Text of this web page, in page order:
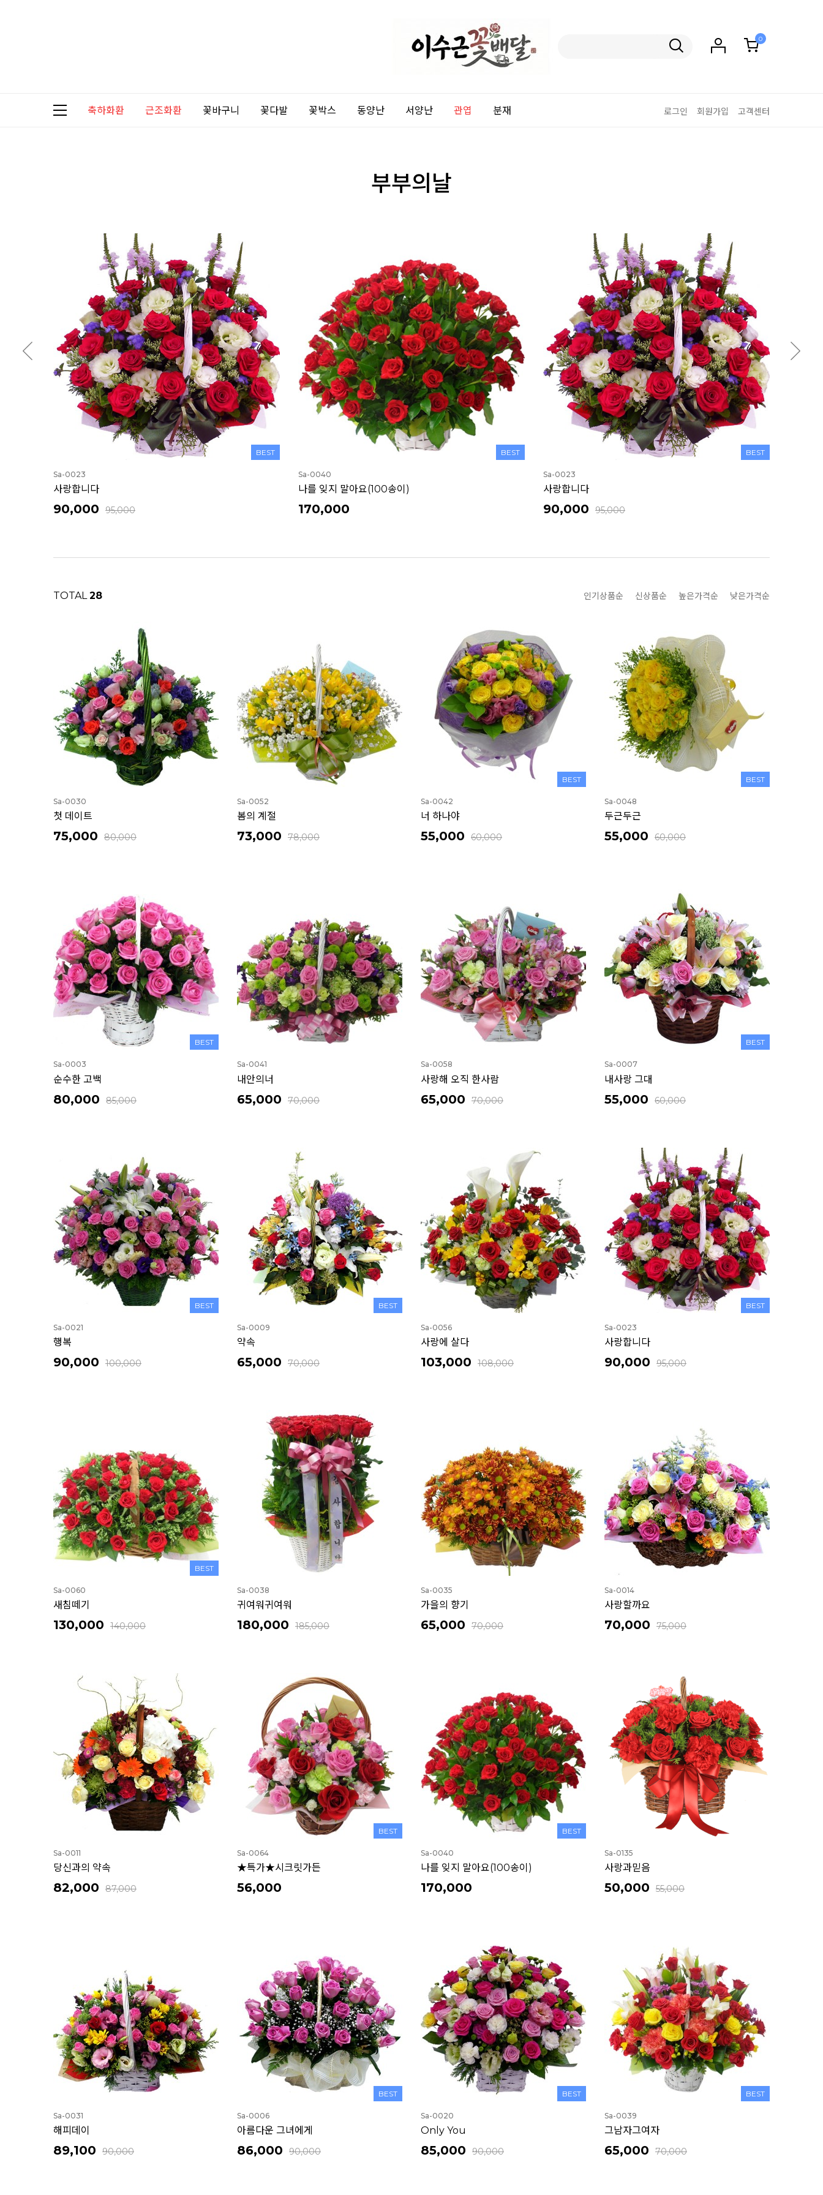
0
축하화환 근조화환 꽃바구니 꽃다발 꽃박스 동양난 서양난 관엽 분재 로그인 회원가입 고객센터
부부의날
BEST
Sa-0040
나를 잊지 말아요(100송이)
170,000
BEST
Sa-0023
사랑합니다
90,000
BEST
Sa-0040
나를 잊지 말아요(100송이)
170,000
TOTAL28 인기상품순 신상품순 높은가격순 낮은가격순
Sa-0030
첫 데이트
75,000 80,000
Sa-0052
봄의 계절
73,000 78,000
BEST
Sa-0042
너 하나야
55,000 60,000
BEST
Sa-0048
두근두근
55,000 60,000
BEST
Sa-0003
순수한 고백
80,000 85,000
Sa-0041
내안의너
65,000 70,000
Sa-0058
사랑해 오직 한사람
65,000 70,000
BEST
Sa-0007
내사랑 그대
55,000 60,000
BEST
Sa-0021
행복
90,000 100,000
BEST
Sa-0009
약속
65,000 70,000
Sa-0056
사랑에 살다
103,000 108,000
BEST
Sa-0023
사랑합니다
90,000 95,000
BEST
Sa-0060
새침떼기
130,000 140,000
Sa-0038
귀여워귀여워
180,000 185,000
Sa-0035
가을의 향기
65,000 70,000
Sa-0014
사랑할까요
70,000 75,000
Sa-0011
당신과의 약속
82,000 87,000
BEST
Sa-0064
★특가★시크릿가든
56,000
BEST
Sa-0040
나를 잊지 말아요(100송이)
170,000
Sa-0135
사랑과믿음
50,000 55,000
Sa-0031
해피데이
89,100 90,000
BEST
Sa-0006
아름다운 그녀에게
86,000 90,000
BEST
Sa-0020
Only You
85,000 90,000
BEST
Sa-0039
그남자그여자
65,000 70,000